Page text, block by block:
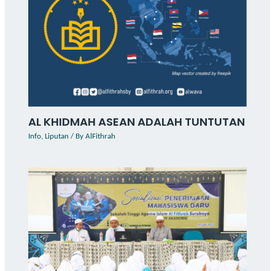
AL KHIDMAH ASEAN ADALAH TUNTUTAN
Info, Liputan / By AlFithrah